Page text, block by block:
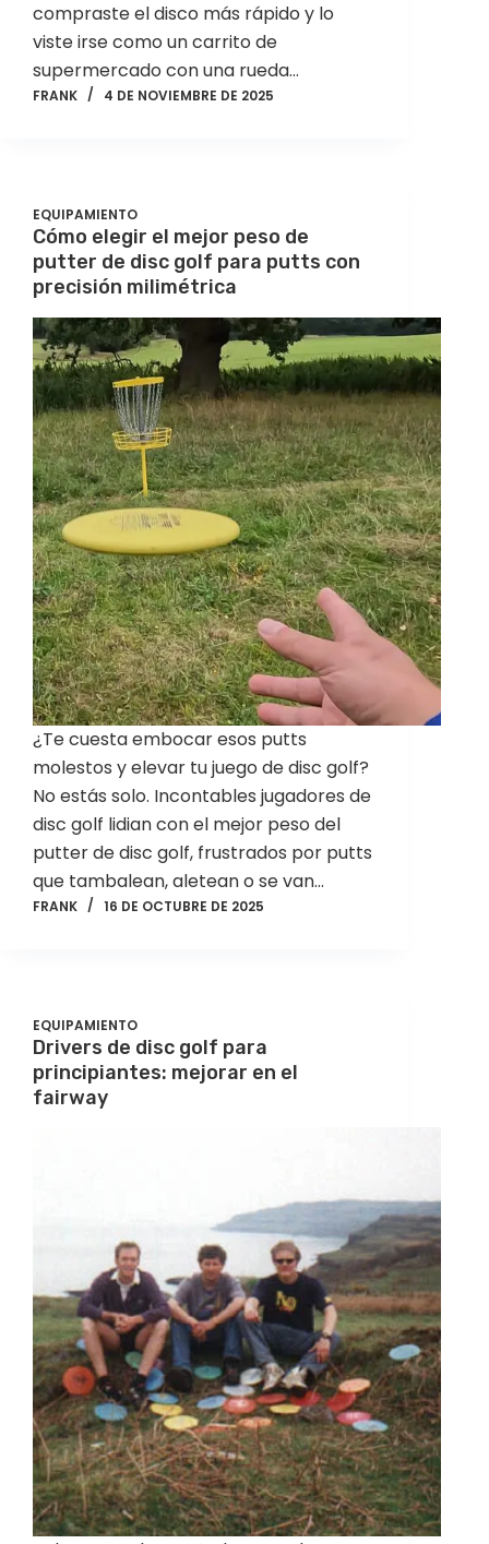
compraste el disco más rápido y lo
viste irse como un carrito de
supermercado con una rueda…
FRANK 4 DE NOVIEMBRE DE 2025
EQUIPAMIENTO
Cómo elegir el mejor peso de
putter de disc golf para putts con
precisión milimétrica
¿Te cuesta embocar esos putts
molestos y elevar tu juego de disc golf?
No estás solo. Incontables jugadores de
disc golf lidian con el mejor peso del
putter de disc golf, frustrados por putts
que tambalean, aletean o se van…
FRANK 16 DE OCTUBRE DE 2025
EQUIPAMIENTO
Drivers de disc golf para
principiantes: mejorar en el
fairway